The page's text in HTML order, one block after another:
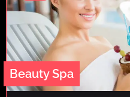
Beauty Spa